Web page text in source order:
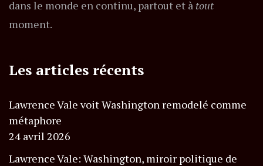
dans le monde en continu, partout et à tout
moment.
Les articles récents
Lawrence Vale voit Washington remodelé comme
métaphore
24 avril 2026
Lawrence Vale: Washington, miroir politique de